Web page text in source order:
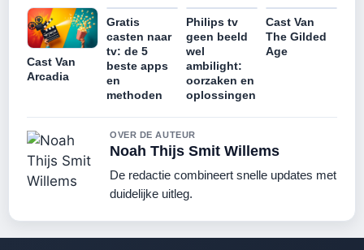
Cast Van
Arcadia
Gratis
casten naar
tv: de 5
beste apps
en
methoden
Philips tv
geen beeld
wel
ambilight:
oorzaken en
oplossingen
Cast Van
The Gilded
Age
OVER DE AUTEUR
Noah Thijs Smit Willems
De redactie combineert snelle updates met
duidelijke uitleg.